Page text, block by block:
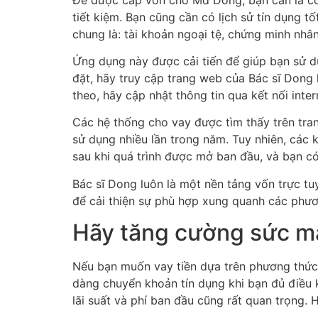
tiết kiệm. Bạn cũng cần có lịch sử tín dụng
chung là: tài khoản ngoại tệ, chứng minh
Ứng dụng này được cải tiến để giúp bạn sử
đặt, hãy truy cập trang web của Bác sĩ
theo, hãy cập nhật thông tin qua kết nối
Các hệ thống cho vay được tìm thấy trên
sử dụng nhiều lần trong năm. Tuy nhiên,
sau khi quá trình được mở ban đầu, và bạn
Bác sĩ Dong luôn là một nền tảng vốn trực
để cải thiện sự phù hợp xung quanh các
Hãy tăng cường sức
Nếu bạn muốn vay tiền dựa trên phương
dàng chuyển khoản tín dụng khi bạn đủ
lãi suất và phí ban đầu cũng rất quan trọng.